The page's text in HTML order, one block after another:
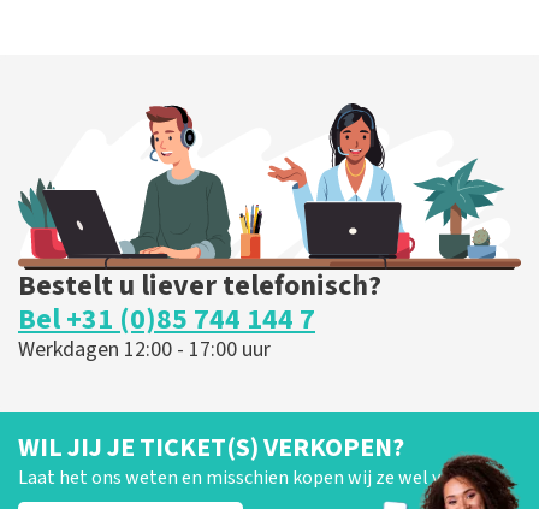
Bestelt u liever telefonisch?
Bel +31 (0)85 744 144 7
Werkdagen 12:00 - 17:00 uur
WIL JIJ JE TICKET(S) VERKOPEN?
Laat het ons weten en misschien kopen wij ze wel van je!